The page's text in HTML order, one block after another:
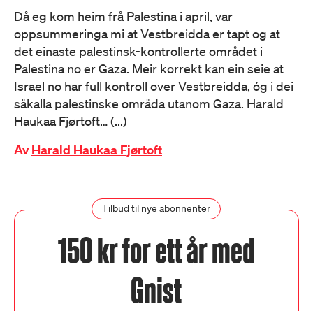
Då eg kom heim frå Palestina i april, var
oppsummeringa mi at Vestbreidda er tapt og at
det einaste palestinsk-kontrollerte området i
Palestina no er Gaza. Meir korrekt kan ein seie at
Israel no har full kontroll over Vestbreidda, óg i dei
såkalla palestinske områda utanom Gaza. Harald
Haukaa Fjørtoft… (...)
AvHarald Haukaa Fjørtoft
Tilbud til nye abonnenter
150 kr for ett år med
Gnist